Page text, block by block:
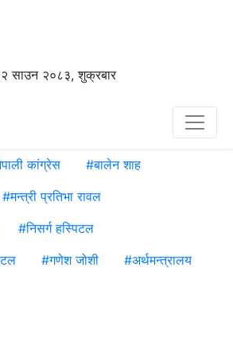
साउन २०८३, शुक्रबार
कांग्रेस #बालेन शाह
#मन्त्री प्रतिभा रावल
#निसर्ग हस्पिटल
#गणेश जोशी #अर्थमन्त्रालय